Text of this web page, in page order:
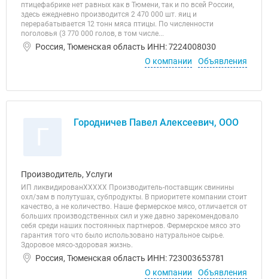
птицефабрике нет равных как в Тюмени, так и по всей России,
здесь ежедневно производится 2 470 000 шт. яиц и
перерабатывается 12 тонн мяса птицы. По численности
поголовья (3 770 000 голов, в том числе...
Россия, Тюменская область ИНН: 7224008030
О компании
Объявления
Городничев Павел Алексеевич, ООО
Производитель, Услуги
ИП ликвидированХХХХХ Производитель-поставщик свинины
охл/зам в полутушах, субпродукты. В приоритете компании стоит
качество, а не количество. Наше фермерское мясо, отличается от
больших производственных сил и уже давно зарекомендовало
себя среди наших постоянных партнеров. Фермерское мясо это
гарантия того что было использовано натуральное сырье.
Здоровое мясо-здоровая жизнь.
Россия, Тюменская область ИНН: 723003653781
О компании
Объявления